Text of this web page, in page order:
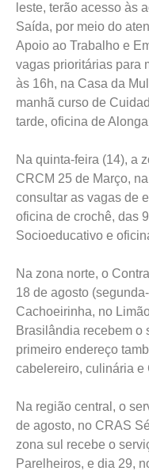
leste, terão acesso às
Saída, por meio do
Apoio ao Trabalho e
vagas prioritárias para
às 16h, na Casa da
manhã curso de
tarde, oficina de
Na quinta-feira (14), a
CRCM 25 de Março,
consultar as vagas de
oficina de crochê, das
Socioeducativo e
Na zona norte, o
18 de agosto
Cachoeirinha, no
Brasilândia recebem o
primeiro endereço
cabelereiro, culinária e
Na região central, o
de agosto, no CRAS
zona sul recebe o
Parelheiros, e dia 29,